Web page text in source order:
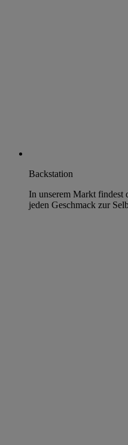
Backstation
In unserem Markt findest
jeden Geschmack zur